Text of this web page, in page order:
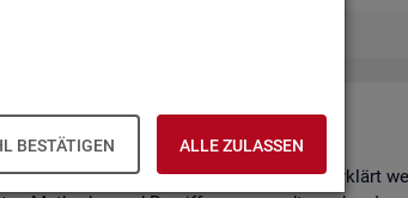
BESTÄTIGEN ALLE ZULASSEN
In­for­ma­tio­nen Sach­ver­hal­te er­klärt